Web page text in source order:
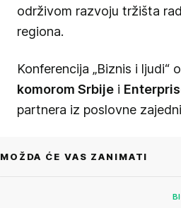
održivom razvoju tržišta
regiona.
Konferencija „Biznis i ljudi“
komorom Srbije i
partnera iz poslovne
MOŽDA ĆE VAS ZANIMATI